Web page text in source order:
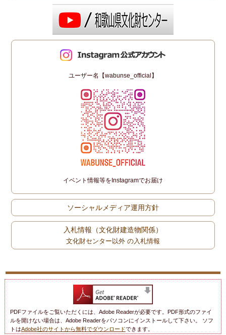
ユーザー名【wabunse_official】
イベント情報等をInstagramでお届け
ソーシャルメディア運用方針
入札情報（文化財建造物関係）
文化財センター以外 の入札情報
PDFファイルをご覧いただくには、Adobe Readerが必要です。PDF形式のファイ
ルを開けない場合は、Adobe Readerをパソコンにインストールして下さい。 ソフ
トはAdobe社のサイトから無料でダウンロードできます。